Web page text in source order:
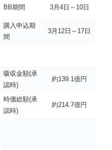
BB期間 3月4日～10日
購入申込期
間
3月12日～17日
吸収金額(承
認時)
約139.1億円
時価総額(承
認時)
約214.7億円